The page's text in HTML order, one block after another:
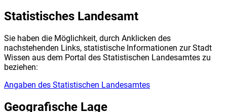
Statistisches Landesamt
Sie haben die Möglichkeit, durch Anklicken des
nachstehenden Links, statistische Informationen zur Stadt
Wissen aus dem Portal des Statistischen Landesamtes zu
beziehen:
Angaben des Statistischen Landesamtes
Geografische Lage